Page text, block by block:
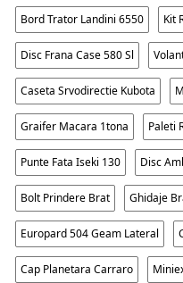
Bord Trator Landini 6550 Kit
Disc Frana Case 580 Sl
Caseta Srvodirectie Kubota
Graifer Macara 1tona Paleti
Punte Fata Iseki 130 Disc
Bolt Prindere Brat Ghidaje
Europard 504 Geam Lateral
Cap Planetara Carraro